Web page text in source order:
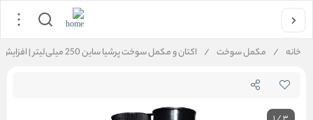
خانه / مکمل سوخت / اکتان و مکمل سوخت پرشیا ساین 250 میلی‌لیتر | افزایش عدد اکتان + کاهش ناک موتور